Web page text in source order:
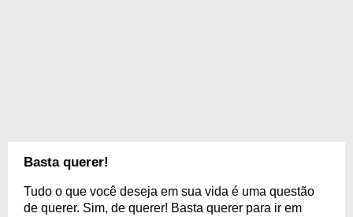
Basta querer!
Tudo o que você deseja em sua vida é uma questão
de querer. Sim, de querer! Basta querer para ir em